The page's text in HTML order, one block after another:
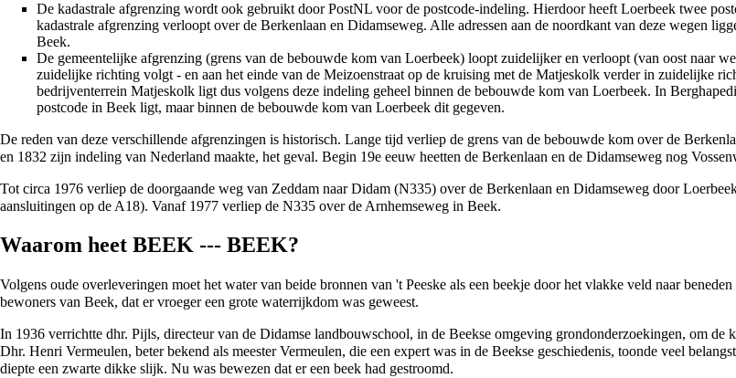
De kadastrale afgrenzing wordt ook gebruikt door PostNL voor de postcode-indeling. Hierdoor heeft Loerbeek twee
kadastrale afgrenzing verloopt over de Berkenlaan en Didamseweg. Alle adressen aan de noordkant van deze wegen
Beek.
De gemeentelijke afgrenzing (grens van de bebouwde kom van Loerbeek) loopt zuidelijker en verloopt (van oost naar
zuidelijke richting volgt - en aan het einde van de Meizoenstraat op de kruising met de Matjeskolk verder in zuidelijke
bedrijventerrein Matjeskolk ligt dus volgens deze indeling geheel binnen de bebouwde kom van Loerbeek. In
postcode in Beek ligt, maar binnen de bebouwde kom van Loerbeek dit gegeven.
De reden van deze verschillende afgrenzingen is historisch. Lange tijd verliep de grens van de bebouwde kom over de
en 1832 zijn indeling van Nederland maakte, het geval. Begin 19e eeuw heetten de Berkenlaan en de Didamseweg nog
Tot circa 1976 verliep de doorgaande weg van Zeddam naarDidam (N335) over de Berkenlaan en Didamseweg door
aansluitingen op de A18). Vanaf 1977 verliep de N335 over de Arnhemseweg in Beek.
Waarom heet BEEK --- BEEK?
Volgens oude overleveringen moet het water van beide bronnen van 't Peeske als een beekje door het vlakke veld naar
bewoners van Beek, dat er vroeger een grote waterrijkdom was geweest.
In 1936 verrichtte dhr. Pijls, directeur van de Didamse landbouwschool, in de Beekse omgeving grondonderzoekingen, om de
Dhr. Henri Vermeulen, beter bekend als meester Vermeulen, die een expert was in de Beekse geschiedenis, toonde veel
diepte een zwarte dikke slijk. Nu was bewezen dat er een beek had gestroomd.